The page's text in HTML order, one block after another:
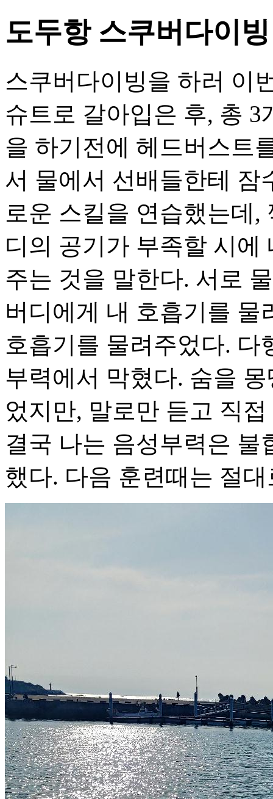
도두항 스쿠버다이
스쿠버다이빙을 하러 이
슈트로 갈아입은 후, 총
을 하기전에 헤드버스트
서 물에서 선배들한테 잠
로운 스킬을 연습했는데,
디의 공기가 부족할 시에
주는 것을 말한다. 서로
버디에게 내 호흡기를 물
호흡기를 물려주었다.
부력에서 막혔다. 숨을
었지만, 말로만 듣고 직
결국 나는 음성부력은
했다. 다음 훈련때는 절